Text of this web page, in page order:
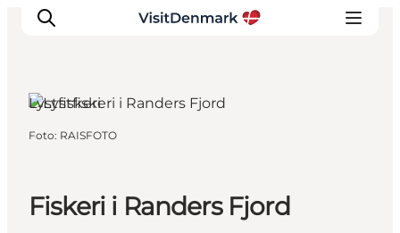
Oplevelser
Fiskeri i Randers Fjord
Lystfiskeri
Foto: RAISFOTO